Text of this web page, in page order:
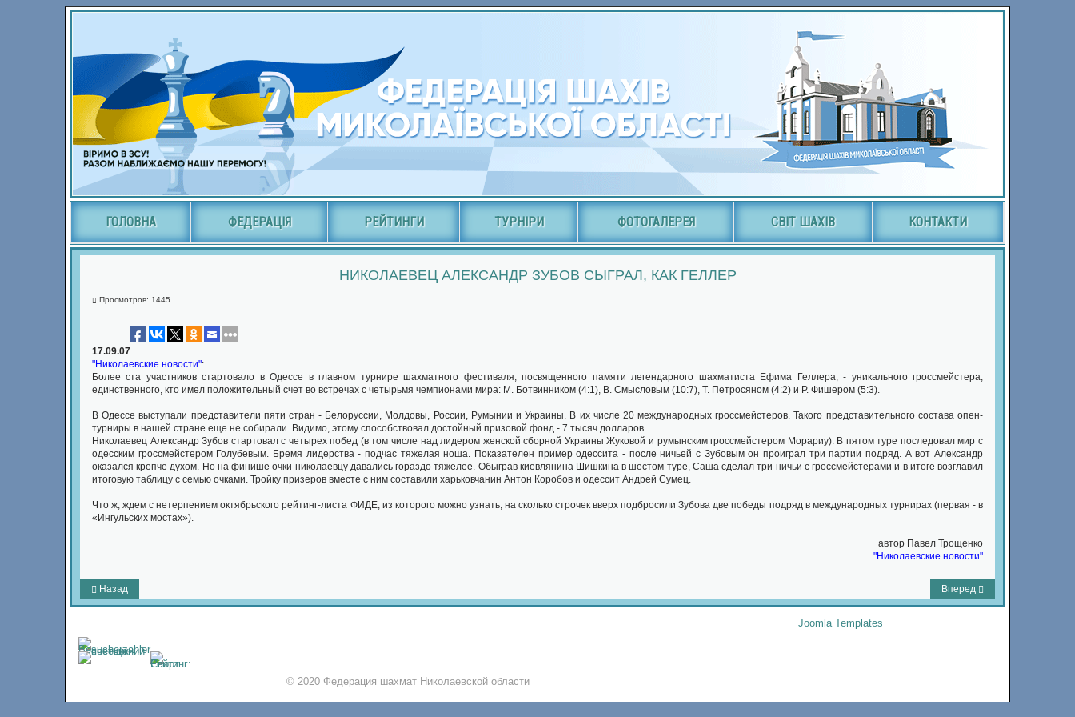
ГОЛОВНА ФЕДЕРАЦІЯ РЕЙТИНГИ ТУРНІРИ ФОТОГАЛЕРЕЯ СВІТ ШАХІВ КОНТАКТИ
НИКОЛАЕВЕЦ АЛЕКСАНДР ЗУБОВ СЫГРАЛ, КАК ГЕЛЛЕР
Просмотров: 1445
17.09.07
"Николаевские новости":
Более ста участников стартовало в Одессе в главном турнире шахматного фестиваля, посвященного памяти легендарного шахматиста Ефима Геллера, - уникального гроссмейстера,
единственного, кто имел положительный счет во встречах с четырьмя чемпионами мира: М. Ботвинником (4:1), В. Смысловым (10:7), Т. Петросяном (4:2) и Р. Фишером (5:3).
В Одессе выступали представители пяти стран - Белоруссии, Молдовы, России, Румынии и Украины. В их числе 20 международных гроссмейстеров. Такого представительного состава опен-
турниры в нашей стране еще не собирали. Видимо, этому способствовал достойный призовой фонд - 7 тысяч долларов.
Николаевец Александр Зубов стартовал с четырех побед (в том числе над лидером женской сборной Украины Жуковой и румынским гроссмейстером Морариу). В пятом туре последовал мир с
одесским гроссмейстером Голубевым. Бремя лидерства - подчас тяжелая ноша. Показателен пример одессита - после ничьей с Зубовым он проиграл три партии подряд. А вот Александр
оказался крепче духом. Но на финише очки николаевцу давались гораздо тяжелее. Обыграв киевлянина Шишкина в шестом туре, Саша сделал три ничьи с гроссмейстерами и в итоге возглавил
итоговую таблицу с семью очками. Тройку призеров вместе с ним составили харьковчанин Антон Коробов и одессит Андрей Сумец.
Что ж, ждем с нетерпением октябрьского рейтинг-листа ФИДЕ, из которого можно узнать, на сколько строчек вверх подбросили Зубова две победы подряд в международных турнирах (первая - в
«Ингульских мостах»).
автор Павел Трощенко
"Николаевские новости"
Назад Вперед
© 2020 Федерация шахмат Николаевской области
Joomla Templates